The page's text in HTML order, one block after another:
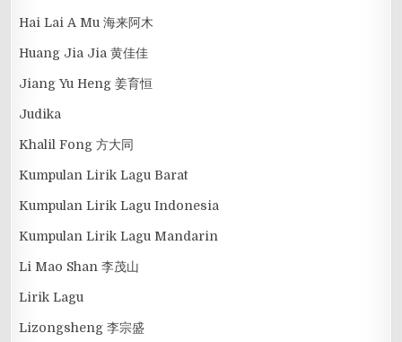
Hai Lai A Mu 海来阿木
Huang Jia Jia 黄佳佳
Jiang Yu Heng 姜育恒
Judika
Khalil Fong 方大同
Kumpulan Lirik Lagu Barat
Kumpulan Lirik Lagu Indonesia
Kumpulan Lirik Lagu Mandarin
Li Mao Shan 李茂山
Lirik Lagu
Lizongsheng 李宗盛